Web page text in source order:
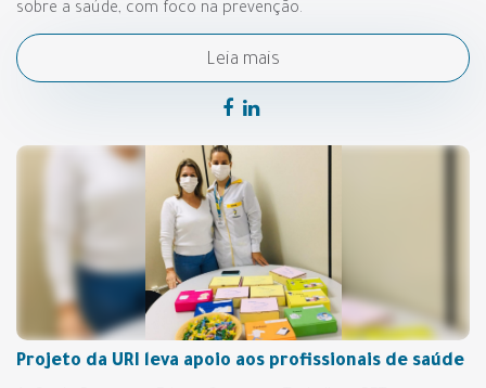
sobre a saúde, com foco na prevenção.
Leia mais
Projeto da URI leva apoio aos profissionais de saúde